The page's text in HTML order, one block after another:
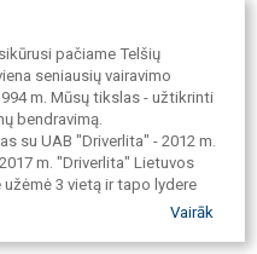
pačiame Telšių
seniausių vairavimo
m. Mūsų tikslas - užtikrinti
bendravimą.
su UAB "Driverlita" - 2012 m.
m. "Driverlita" Lietuvos
3 vietą ir tapo lydere
statistiką, Telšių apskrityje.
gauti jaunas vairuotojas.
Vairāk